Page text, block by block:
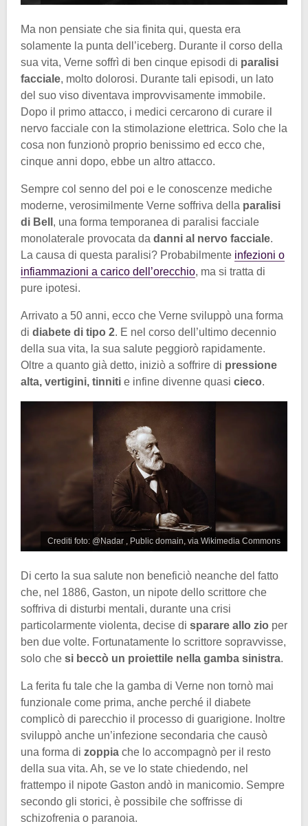
Ma non pensiate che sia finita qui, questa era
solamente la punta dell’iceberg. Durante il corso della
sua vita, Verne soffrì di ben cinque episodi di paralisi
facciale, molto dolorosi. Durante tali episodi, un lato
del suo viso diventava improvvisamente immobile.
Dopo il primo attacco, i medici cercarono di curare il
nervo facciale con la stimolazione elettrica. Solo che la
cosa non funzionò proprio benissimo ed ecco che,
cinque anni dopo, ebbe un altro attacco.
Sempre col senno del poi e le conoscenze mediche
moderne, verosimilmente Verne soffriva della paralisi
di Bell , una forma temporanea di paralisi facciale
monolaterale provocata da danni al nervo facciale.
La causa di questa paralisi? Probabilmente infezioni o
infiammazioni a carico dell’orecchio, ma si tratta di
pure ipotesi.
Arrivato a 50 anni, ecco che Verne sviluppò una forma
di diabete di tipo 2. E nel corso dell’ultimo decennio
della sua vita, la sua salute peggiorò rapidamente.
Oltre a quanto già detto, iniziò a soffrire di pressione
alta, vertigini, tinniti e infine divenne quasi cieco.
Crediti foto: @Nadar , Public domain, via Wikimedia Commons
Di certo la sua salute non beneficiò neanche del fatto
che, nel 1886, Gaston, un nipote dello scrittore che
soffriva di disturbi mentali, durante una crisi
particolarmente violenta, decise di sparare allo zio per
ben due volte. Fortunatamente lo scrittore sopravvisse,
solo che si beccò un proiettile nella gamba sinistra.
La ferita fu tale che la gamba di Verne non tornò mai
funzionale come prima, anche perché il diabete
complicò di parecchio il processo di guarigione. Inoltre
sviluppò anche un’infezione secondaria che causò
una forma di zoppia che lo accompagnò per il resto
della sua vita. Ah, se ve lo state chiedendo, nel
frattempo il nipote Gaston andò in manicomio. Sempre
secondo gli storici, è possibile che soffrisse di
schizofrenia o paranoia.